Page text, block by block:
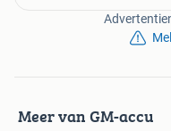
Meer van GM-accu